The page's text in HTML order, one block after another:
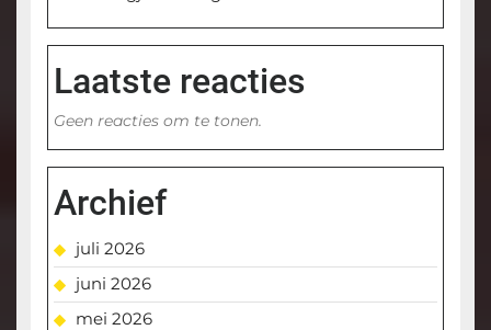
Laatste reacties
Geen reacties om te tonen.
Archief
juli 2026
juni 2026
mei 2026